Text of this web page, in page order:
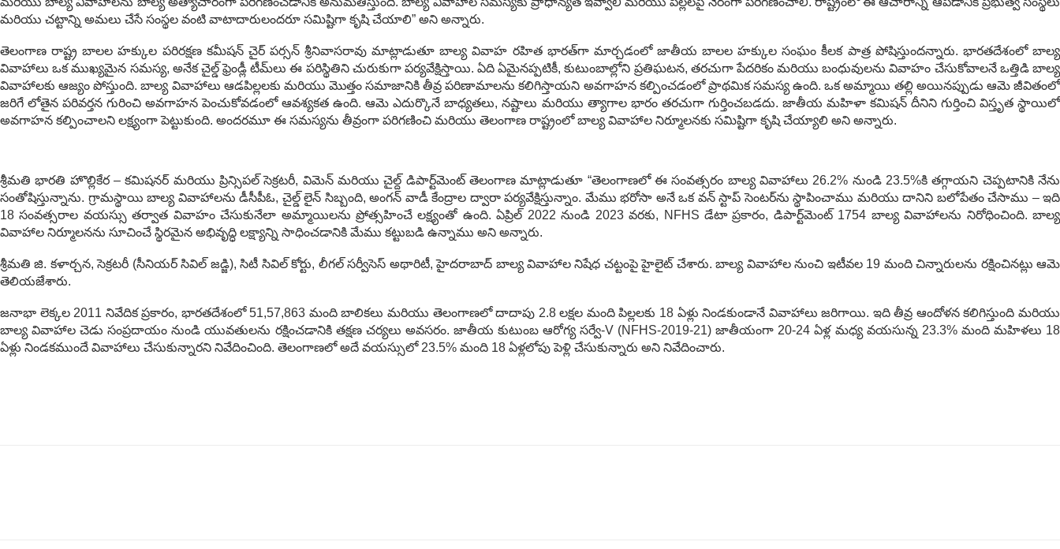
మరియు చట్టాన్ని అమలు చేసే సంస్థల వంటి వాటాదారులందరూ సమిష్టిగా కృషి చేయాలి” అని అన్నారు.
తెలంగాణ రాష్ట్ర బాలల హక్కుల పరిరక్షణ కమీషన్ చైర్ పర్సన్ శ్రీనివాసరావు మాట్లాడుతూ బాల్య వివాహ రహిత భారత్‌గా మార్చడంలో జాతీయ బాలల హక్కుల సంఘం కీలక పాత్ర పోషిస్తుందన్నారు. భారతదేశంలో బాల్య
వివాహాలు ఒక ముఖ్యమైన సమస్య, అనేక చైల్డ్ ఫ్రెండ్లీ టీమ్‌లు ఈ పరిస్థితిని చురుకుగా పర్యవేక్షిస్తాయి. ఏది ఏమైనప్పటికీ, కుటుంబాల్లోని ప్రతిఘటన, తరచుగా పేదరికం మరియు బంధువులను వివాహం చేసుకోవాలనే ఒత్తిడి బాల్య
వివాహాలకు ఆజ్యం పోస్తుంది. బాల్య వివాహాలు ఆడపిల్లలకు మరియు మొత్తం సమాజానికి తీవ్ర పరిణామాలను కలిగిస్తాయని అవగాహన కల్పించడంలో ప్రాథమిక సమస్య ఉంది. ఒక అమ్మాయి తల్లి అయినప్పుడు ఆమె జీవితంలో
జరిగే లోతైన పరివర్తన గురించి అవగాహన పెంచుకోవడంలో ఆవశ్యకత ఉంది. ఆమె ఎదుర్కొనే బాధ్యతలు, నష్టాలు మరియు త్యాగాల భారం తరచుగా గుర్తించబడదు. జాతీయ మహిళా కమిషన్ దీనిని గుర్తించి విస్తృత స్థాయిలో
అవగాహన కల్పించాలని లక్ష్యంగా పెట్టుకుంది. అందరమూ ఈ సమస్యను తీవ్రంగా పరిగణించి మరియు తెలంగాణ రాష్ట్రంలో బాల్య వివాహాల నిర్మూలనకు సమిష్టిగా కృషి చేయ్యాలి అని అన్నారు.
శ్రీమతి భారతి హొల్లికేర – కమిషనర్ మరియు ప్రిన్సిపల్ సెక్రటరీ, విమెన్ మరియు చైల్ద్ డిపార్ట్‌మెంట్ తెలంగాణ మాట్లాడుతూ “తెలంగాణలో ఈ సంవత్సరం బాల్య వివాహాలు 26.2% నుండి 23.5%కి తగ్గాయని చెప్పటానికి నేను
సంతోషిస్తున్నాను. గ్రామస్థాయి బాల్య వివాహాలను డీసీపీఓ, చైల్డ్ లైన్ సిబ్బంది, అంగన్ వాడీ కేంద్రాల ద్వారా పర్యవేక్షిస్తున్నాం. మేము భరోసా అనే ఒక వన్ స్టాప్ సెంటర్‌ను స్థాపించాము మరియు దానిని బలోపేతం చేసాము – ఇది
18 సంవత్సరాల వయస్సు తర్వాత వివాహం చేసుకునేలా అమ్మాయిలను ప్రోత్సహించే లక్ష్యంతో ఉంది. ఏప్రిల్ 2022 నుండి 2023 వరకు, NFHS డేటా ప్రకారం, డిపార్ట్‌మెంట్ 1754 బాల్య వివాహాలను నిరోధించింది. బాల్య
వివాహాల నిర్మూలనను సూచించే స్థిరమైన అభివృద్ధి లక్ష్యాన్ని సాధించడానికి మేము కట్టుబడి ఉన్నాము అని అన్నారు.
శ్రీమతి జి. కళార్చన, సెక్రటరీ (సీనియర్ సివిల్ జడ్జి), సిటీ సివిల్ కోర్టు, లీగల్ సర్వీసెస్ అథారిటీ, హైదరాబాద్ బాల్య వివాహాల నిషేధ చట్టంపై హైలైట్ చేశారు. బాల్య వివాహాల నుంచి ఇటీవల 19 మంది చిన్నారులను రక్షించినట్లు ఆమె
తెలియజేశారు.
జనాభా లెక్కల 2011 నివేదిక ప్రకారం, భారతదేశంలో 51,57,863 మంది బాలికలు మరియు తెలంగాణలో దాదాపు 2.8 లక్షల మంది పిల్లలకు 18 ఏళ్లు నిండకుండానే వివాహాలు జరిగాయి. ఇది తీవ్ర ఆందోళన కలిగిస్తుంది మరియు
బాల్య వివాహాల చెడు సంప్రదాయం నుండి యువతులను రక్షించడానికి తక్షణ చర్యలు అవసరం. జాతీయ కుటుంబ ఆరోగ్య సర్వే-V (NFHS-2019-21) జాతీయంగా 20-24 ఏళ్ల మధ్య వయసున్న 23.3% మంది మహిళలు 18
ఏళ్లు నిండకముందే వివాహాలు చేసుకున్నారని నివేదించింది. తెలంగాణలో అదే వయస్సులో 23.5% మంది 18 ఏళ్లలోపు పెళ్లి చేసుకున్నారు అని నివేదించారు.